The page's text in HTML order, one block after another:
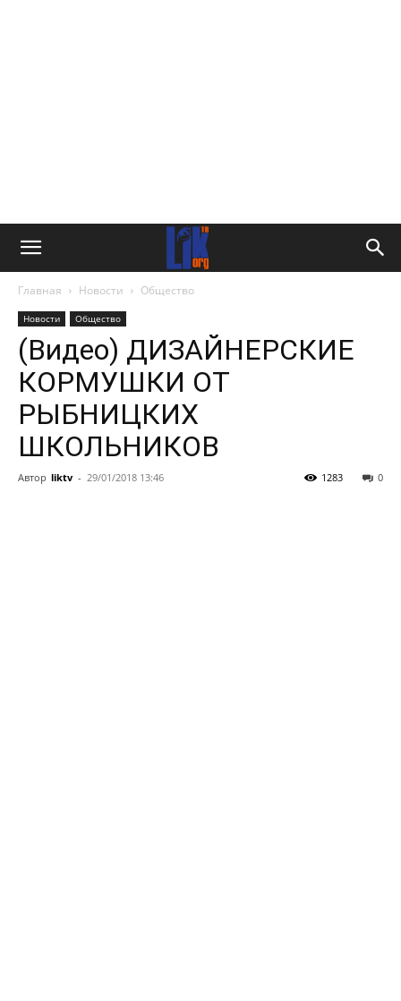
Главная Новости Общество
Новости Общество
(Видео) ДИЗАЙНЕРСКИЕ
КОРМУШКИ ОТ
РЫБНИЦКИХ
ШКОЛЬНИКОВ
Автор liktv - 29/01/2018 13:46 0
1283